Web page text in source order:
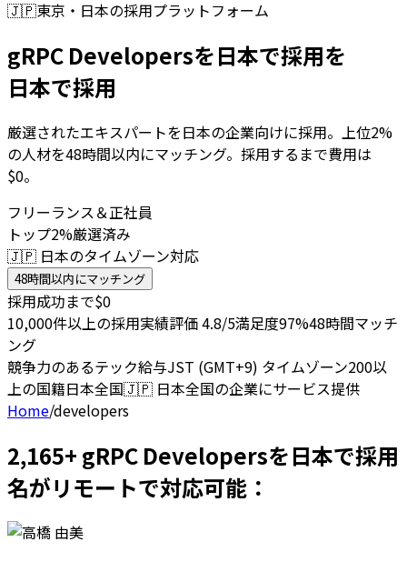
🇯🇵東京・日本の採用プラットフォーム
gRPC Developersを日本で採用を
日本で採用
厳選されたエキスパートを日本の企業向けに採用。上位2%
の人材を48時間以内にマッチング。採用するまで費用は
$0。
フリーランス＆正社員
トップ2%厳選済み
🇯🇵 日本のタイムゾーン対応
48時間以内にマッチング
採用成功まで$0
10,000件以上の採用実績評価 4.8/5満足度97%48時間マッチ
ング
競争力のあるテック給与JST (GMT+9) タイムゾーン200以
上の国籍日本全国🇯🇵 日本全国の企業にサービス提供
Home/developers
2,165+ gRPC Developersを日本で採用
名がリモートで対応可能：